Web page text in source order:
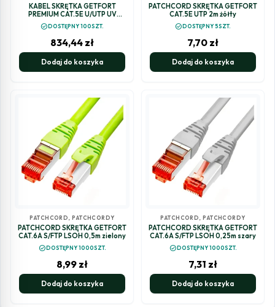
PATCHCORD
KABEL SKRĘTKA GETFORT
PREMIUM CAT.5E U/UTP UV
SUCHY 305m
check_circleDOSTĘPNY 100SZT.
834,44 zł
Dodaj do koszyka
PATCHCORD SKRĘTKA GETFORT
CAT.5E UTP 2m żółty
check_circleDOSTĘPNY 5SZT.
7,70 zł
Dodaj do koszyka
PATCHCORD ,PATCHCORDY
PATCHCORD SKRĘTKA GETFORT
CAT.6A S/FTP LSOH 0,5m zielony
check_circleDOSTĘPNY 1000SZT.
8,99 zł
Dodaj do koszyka
PATCHCORD ,PATCHCORDY
PATCHCORD SKRĘTKA GETFORT
CAT.6A S/FTP LSOH 0,25m szary
check_circleDOSTĘPNY 1000SZT.
7,31 zł
Dodaj do koszyka